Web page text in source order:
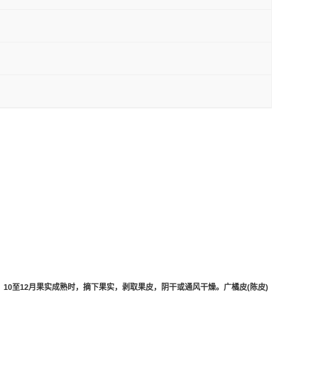
10至12月果实成熟时，摘下果实，剥取果皮，阴干或通风干燥。广橘皮(陈皮)